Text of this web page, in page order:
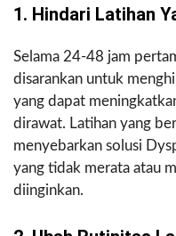
1. Hindari Latihan
Selama 24-48 jam
disarankan untuk
yang dapat
dirawat. Latihan yang
menyebarkan solusi
yang tidak merata atau
diinginkan.